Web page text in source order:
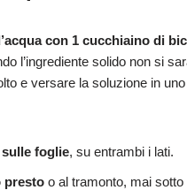
con 1 cucchiaino di
l’ingrediente solido non si
e versare la soluzione in
foglie, su entrambi i lati.
presto o al tramonto, mai sotto